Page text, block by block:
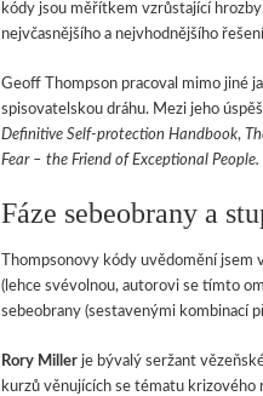
kódy jsou měřítkem vzrůstající
nejvčasnějšího a nejvhodnějšího
Geoff Thompson pracoval mimo jiné
spisovatelskou dráhu. Mezi jeho
Definitive Self-protection Handbook,
Fear – the Friend of Exceptional People.
Fáze sebeobrany a
Thompsonovy kódy uvědomění
(lehce svévolnou, autorovi se tímto
sebeobrany (sestavenými kombinací
Rory Miller je bývalý seržant
kurzů věnujících se tématu